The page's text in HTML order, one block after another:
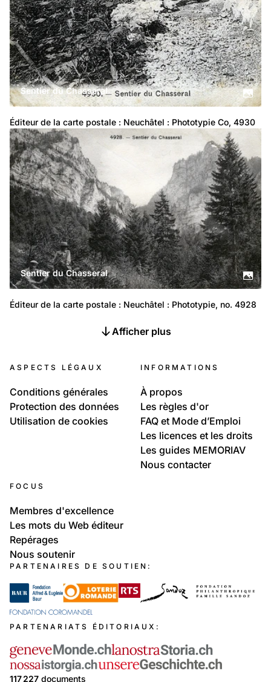
Sentier du Chasseral
Éditeur de la carte postale : Neuchâtel : Phototypie Co, 4930
Sentier du Chasseral
Éditeur de la carte postale : Neuchâtel : Phototypie, no. 4928
Afficher plus
ASPECTS LÉGAUX
Conditions générales
Protection des données
Utilisation de cookies
INFORMATIONS
À propos
Les règles d'or
FAQ et Mode d’Emploi
Les licences et les droits
Les guides MEMORIAV
Nous contacter
FOCUS
Membres d'excellence
Les mots du Web éditeur
Repérages
Nous soutenir
PARTENAIRES DE SOUTIEN:
PARTENARIATS ÉDITORIAUX:
117 227 documents